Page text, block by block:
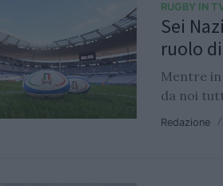
RUGBY IN
Sei
ruolo
Mentre
da noi
Redazione /